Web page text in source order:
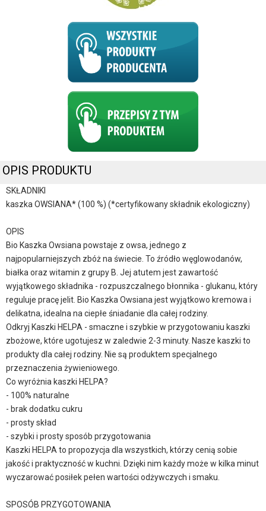
OPIS PRODUKTU
SKŁADNIKI
kaszka OWSIANA* (100 %) (*certyfikowany składnik ekologiczny)
OPIS
Bio Kaszka Owsiana powstaje z owsa, jednego z
najpopularniejszych zbóż na świecie. To źródło węglowodanów,
białka oraz witamin z grupy B. Jej atutem jest zawartość
wyjątkowego składnika - rozpuszczalnego błonnika - glukanu, który
reguluje pracę jelit. Bio Kaszka Owsiana jest wyjątkowo kremowa i
delikatna, idealna na ciepłe śniadanie dla całej rodziny.
Odkryj Kaszki HELPA - smaczne i szybkie w przygotowaniu kaszki
zbożowe, które ugotujesz w zaledwie 2-3 minuty. Nasze kaszki to
produkty dla całej rodziny. Nie są produktem specjalnego
przeznaczenia żywieniowego.
Co wyróżnia kaszki HELPA?
- 100% naturalne
- brak dodatku cukru
- prosty skład
- szybki i prosty sposób przygotowania
Kaszki HELPA to propozycja dla wszystkich, którzy cenią sobie
jakość i praktyczność w kuchni. Dzięki nim każdy może w kilka minut
wyczarować posiłek pełen wartości odżywczych i smaku.
SPOSÓB PRZYGOTOWANIA